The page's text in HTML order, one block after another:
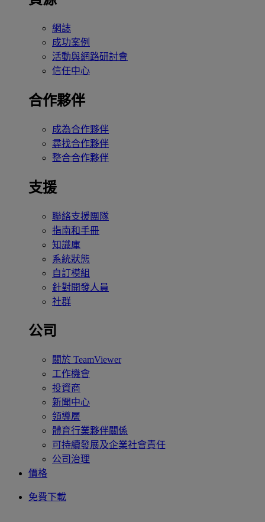
網誌
成功案例
活動與網路研討會
信任中心
合作夥伴
成為合作夥伴
尋找合作夥伴
整合合作夥伴
支援
聯絡支援團隊
指南和手冊
知識庫
系統狀態
自訂模組
針對開發人員
社群
公司
關於 TeamViewer
工作機會
投資商
新聞中心
領導層
體育行業夥伴關係
可持續發展及企業社會責任
公司治理
價格
免費下載